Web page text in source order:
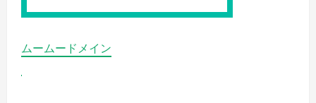
く
だ
い
ムームードメイン